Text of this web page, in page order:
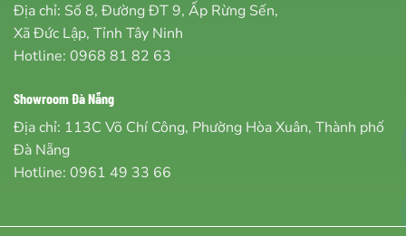
Địa chỉ: Số 8, Đường ĐT 9, Ấp Rừng Sến,
Xã Đức Lập, Tỉnh Tây Ninh
Hotline: 0968 81 82 63
Showroom Đà Nẵng
Địa chỉ: 113C Võ Chí Công, Phường Hòa Xuân, Thành phố
Đà Nẵng
Hotline: 0961 49 33 66